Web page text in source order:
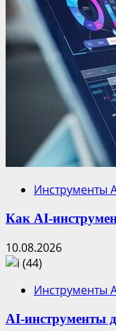
Инструменты
Как AI-
10.08.2026
Инструменты
AI-инструменты